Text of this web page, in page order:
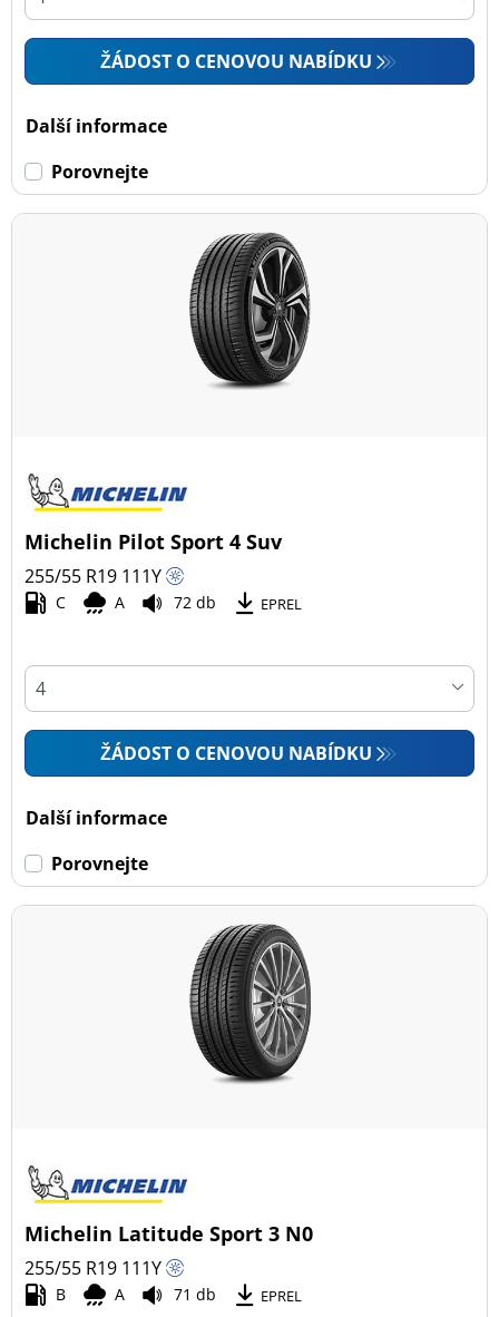
ŽÁDOST O CENOVOU NABÍDKU
Další informace
Porovnejte
Michelin Pilot Sport 4 Suv
255/55 R19 111Y
C A 72 db EPREL
ŽÁDOST O CENOVOU NABÍDKU
Další informace
Porovnejte
Michelin Latitude Sport 3 N0
255/55 R19 111Y
B A 71 db EPREL